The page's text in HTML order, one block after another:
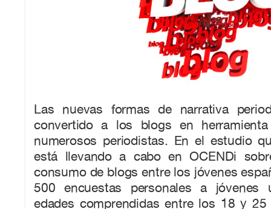
Las nuevas formas de narrativa
convertido a los blogs en
numerosos periodistas. En el estudio
está llevando a cabo en OCENDi
consumo de blogs entre los jóvenes
500 encuestas personales a jóvenes
edades comprendidas entre los 18 y